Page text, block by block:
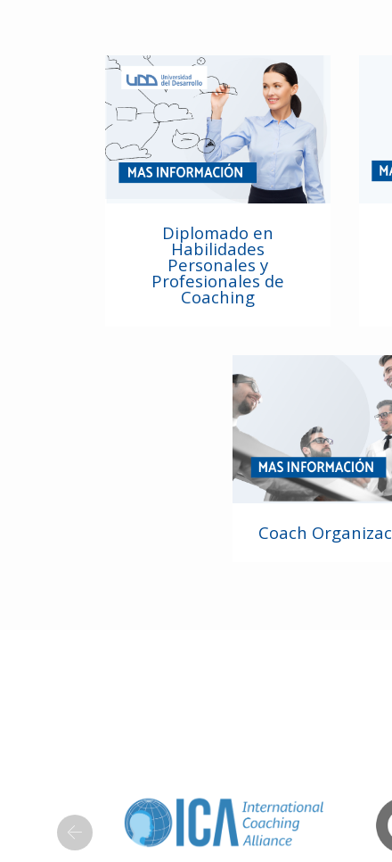
Diplomado en
Habilidades
Personales y
Profesionales de
Coaching
Coach
Previous